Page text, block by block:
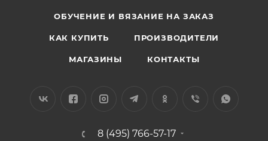
ОБУЧЕНИЕ И ВЯЗАНИЕ НА ЗАКАЗ
КАК КУПИТЬ ПРОИЗВОДИТЕЛИ
МАГАЗИНЫ КОНТАКТЫ
8 (495) 766-57-17